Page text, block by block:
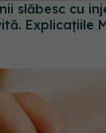
slăbesc cu
Explicațiile